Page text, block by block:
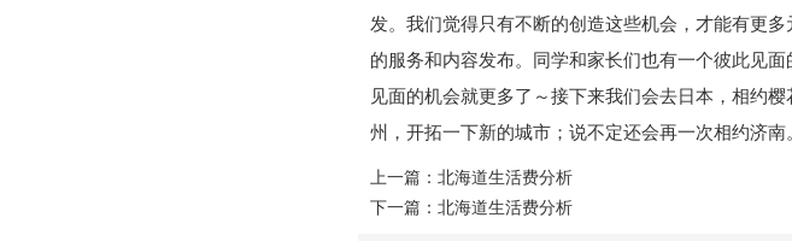
发。我们觉得只有不断的创造这些机会，才能有更
的服务和内容发布。同学和家长们也有一个彼此见
见面的机会就更多了～接下来我们会去日本，相约
州，开拓一下新的城市；说不定还会再一次相约济
上一篇：北海道生活费分析
下一篇：北海道生活费分析